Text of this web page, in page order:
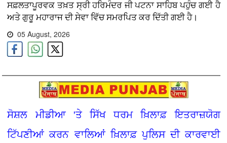
ਸਫ਼ਲਤਾਪੂਰਵਕ ਤਖ਼ਤ ਸ੍ਰੀ ਹਰਿਮੰਦਰ ਜੀ ਪਟਨਾ ਸਾਹਿਬ ਪਹੁੰਚ ਗਈ ਹੈ
ਅਤੇ ਗੁਰੂ ਮਹਾਰਾਜ ਦੀ ਸੇਵਾ ਵਿੱਚ ਸਮਰਪਿਤ ਕਰ ਦਿੱਤੀ ਗਈ ਹੈ।
05 August, 2026
ਸੋਸ਼ਲ ਮੀਡੀਆ 'ਤੇ ਸਿੱਖ ਧਰਮ ਖ਼ਿਲਾਫ਼ ਇਤਰਾਜ਼ਯੋਗ
ਟਿੱਪਣੀਆਂ ਕਰਨ ਵਾਲਿਆਂ ਖ਼ਿਲਾਫ਼ ਪੁਲਿਸ ਦੀ ਕਾਰਵਾਈ